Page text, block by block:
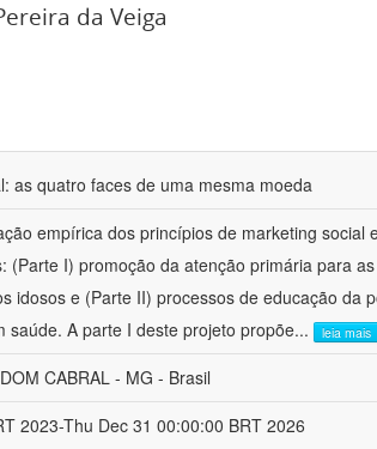
da Veiga
as quatro faces de uma mesma moeda
empírica dos princípios de marketing social
(Parte I) promoção da atenção primária para
idosos e (Parte II) processos de educação da
saúde. A parte I deste projeto propõe... leia mais
CABRAL - MG - Brasil
2023-Thu Dec 31 00:00:00 BRT 2026